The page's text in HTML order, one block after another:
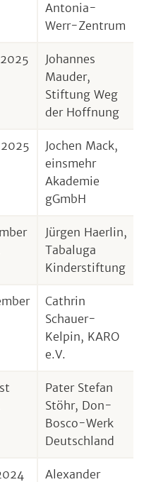
Antonia-
Werr-Zentrum
Johannes
Mauder,
Stiftung Weg
der Hoffnung
Jochen Mack,
einsmehr
Akademie
gGmbH
Jürgen Haerlin,
Tabaluga
Kinderstiftung
Cathrin
Schauer-
Kelpin, KARO
e.V.
Pater Stefan
Stöhr, Don-
Bosco-Werk
Deutschland
Alexander